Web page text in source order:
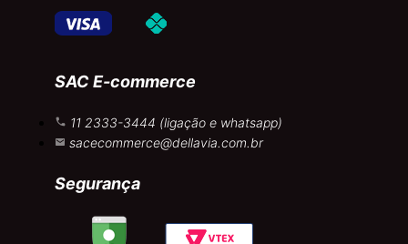
SAC E-commerce
11 2333-3444 (ligação e whatsapp)
sacecommerce@dellavia.com.br
Segurança